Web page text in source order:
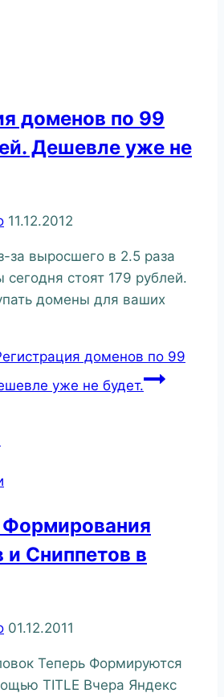
доменов по 99
Дешевле уже не
11.12.2012
за выросшего в 2.5 раза
стоят 179 рублей.
домены для ваших
доменов по 99
уже не будет.
и Сниппетов в
01.12.2011
Теперь Формируются
TITLE Вчера Яндекс